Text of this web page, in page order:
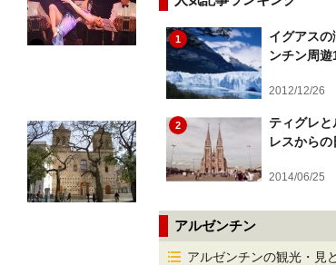
1
イグアス
ンチン周
2012/12/26
2
ティグレと
レスから
2014/06/25
アルゼンチン
アルゼンチンの観光・見